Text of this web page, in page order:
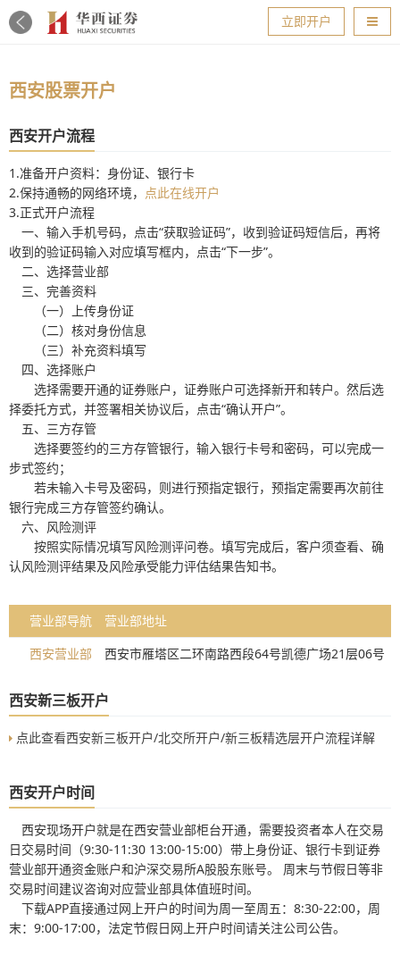
导航
立即开户
西安股票开户
西安开户流程
1.准备开户资料：身份证、银行卡
2.保持通畅的网络环境， 点此在线开户
3.正式开户流程
一、输入手机号码，点击“获取验证码”，收到验证码短信后，再将
收到的验证码输入对应填写框内，点击“下一步”。
二、选择营业部
三、完善资料
（一）上传身份证
（二）核对身份信息
（三）补充资料填写
四、选择账户
选择需要开通的证券账户，证券账户可选择新开和转户。然后选
择委托方式，并签署相关协议后，点击“确认开户”。
五、三方存管
选择要签约的三方存管银行，输入银行卡号和密码，可以完成一
步式签约；
若未输入卡号及密码，则进行预指定银行，预指定需要再次前往
银行完成三方存管签约确认。
六、风险测评
按照实际情况填写风险测评问卷。填写完成后，客户须查看、确
认风险测评结果及风险承受能力评估结果告知书。
营业部导航 营业部地址
西安营业部
西安市雁塔区二环南路西段64号凯德广场21层06号
西安新三板开户
点此查看西安新三板开户/北交所开户/新三板精选层开户流程详解
西安开户时间
西安现场开户就是在西安营业部柜台开通，需要投资者本人在交易
日交易时间（9:30-11:30 13:00-15:00）带上身份证、银行卡到证券
营业部开通资金账户和沪深交易所A股股东账号。 周末与节假日等非
交易时间建议咨询对应营业部具体值班时间。
下载APP直接通过网上开户的时间为周一至周五：8:30-22:00，周
末：9:00-17:00，法定节假日网上开户时间请关注公司公告。